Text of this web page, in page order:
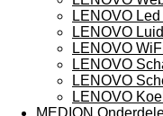
LENOVO Led
LENOVO
LENOVO
LENOVO
LENOVO
LENOVO
MEDION